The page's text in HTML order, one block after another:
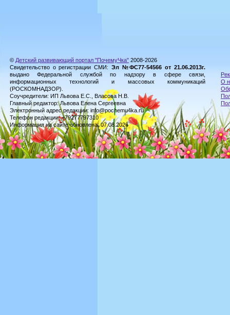
© Детский развивающий портал "ПочемуЧка" 2008-2026
Свидетельство о регистрации СМИ: Эл №ФС77-54566 от 21.06.2013г.
выдано Федеральной службой по надзору в сфере связи,
информационных технологий и массовых коммуникаций
(РОСКОМНАДЗОР).
Соучредители: ИП Львова Е.С., Власова Н.В.
Главный редактор: Львова Елена Сергеевна
Электронный адрес редакции: info@pochemu4ka.ru
Телефон редакции: +79277797310
Информация на сайте обновлена: 07.08.2026
О